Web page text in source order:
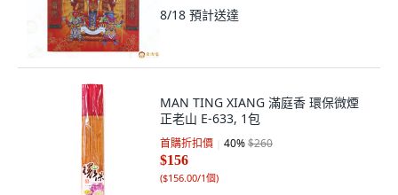
8/18 預計送達
MAN TING XIANG 滿庭香 環保微煙
正老山 E-633, 1包
首購折扣價 40%$260
$156
($156.00/1個)